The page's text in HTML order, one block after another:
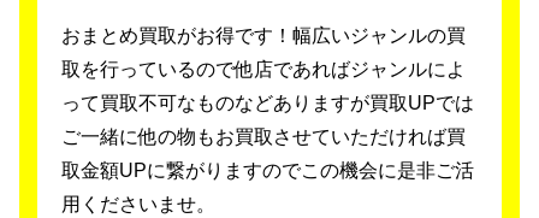
おまとめ買取がお得です！幅広いジャンルの買
取を行っているので他店であればジャンルによ
って買取不可なものなどありますが買取UPでは
ご一緒に他の物もお買取させていただければ買
取金額UPに繋がりますのでこの機会に是非ご活
用くださいませ。